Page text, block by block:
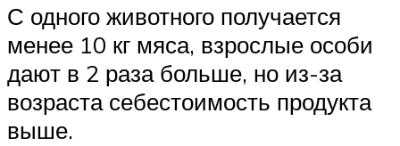
С одного животного получается
менее 10 кг мяса, взрослые особи
дают в 2 раза больше, но из-за
возраста себестоимость продукта
выше.